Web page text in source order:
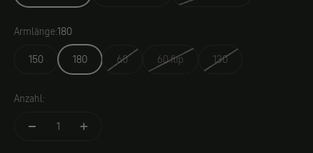
Armlänge:180
150
180 60 60 flip 130
Anzahl: